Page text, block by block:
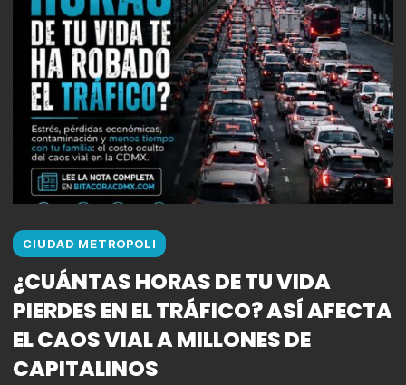
CIUDAD METROPOLI
¿CUÁNTAS HORAS DE TU VIDA
PIERDES EN EL TRÁFICO? ASÍ AFECTA
EL CAOS VIAL A MILLONES DE
CAPITALINOS